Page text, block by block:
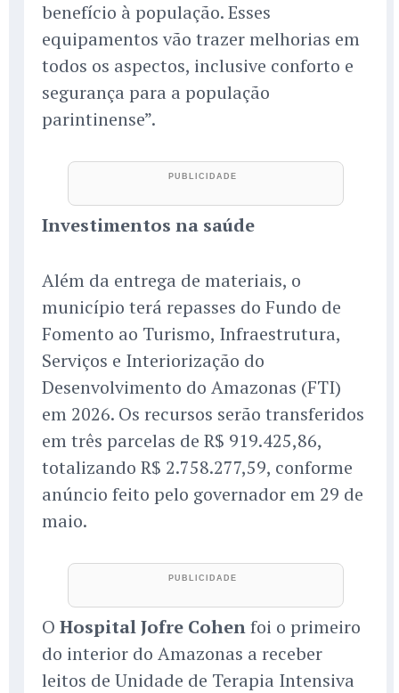
benefício à população. Esses
equipamentos vão trazer melhorias em
todos os aspectos, inclusive conforto e
segurança para a população
parintinense”.
Investimentos na saúde
Além da entrega de materiais, o
município terá repasses do Fundo de
Fomento ao Turismo, Infraestrutura,
Serviços e Interiorização do
Desenvolvimento do Amazonas (FTI)
em 2026. Os recursos serão transferidos
em três parcelas de R$ 919.425,86,
totalizando R$ 2.758.277,59, conforme
anúncio feito pelo governador em 29 de
maio.
O Hospital Jofre Cohenfoi o primeiro
do interior do Amazonas a receber
leitos de Unidade de Terapia Intensiva